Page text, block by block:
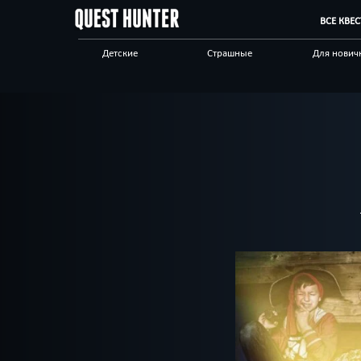
ВСЕ
Детские Страшные Для